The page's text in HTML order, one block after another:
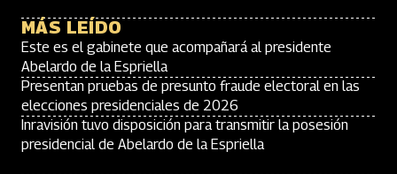
MÁS LEÍDO
Este es el gabinete que acompañará al presidente
Abelardo de la Espriella
Presentan pruebas de presunto fraude electoral en las
elecciones presidenciales de 2026
Inravisión tuvo disposición para transmitir la posesión
presidencial de Abelardo de la Espriella